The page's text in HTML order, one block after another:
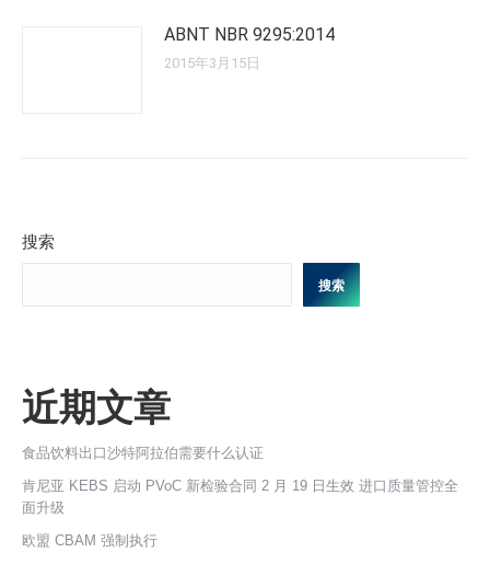
ABNT NBR 9295:2014
2015年3月15日
搜索
搜索
近期文章
食品饮料出口沙特阿拉伯需要什么认证
肯尼亚 KEBS 启动 PVoC 新检验合同 2 月 19 日生效 进口质量管控全
面升级
欧盟 CBAM 强制执行